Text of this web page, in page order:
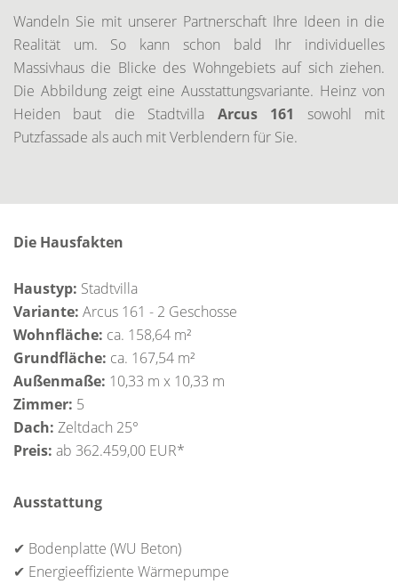
Wandeln Sie mit unserer Partnerschaft Ihre Ideen in die
Realität um. So kann schon bald Ihr individuelles
Massivhaus die Blicke des Wohngebiets auf sich ziehen.
Die Abbildung zeigt eine Ausstattungsvariante. Heinz von
Heiden baut die Stadtvilla Arcus 161 sowohl mit
Putzfassade als auch mit Verblendern für Sie.
Die Hausfakten
Haustyp: Stadtvilla
Variante: Arcus 161 - 2 Geschosse
Wohnfläche: ca. 158,64 m²
Grundfläche: ca. 167,54 m²
Außenmaße: 10,33 m x 10,33 m
Zimmer: 5
Dach: Zeltdach 25°
Preis: ab 362.459,00 EUR*
Ausstattung
✔ Bodenplatte (WU Beton)
✔ Energieeffiziente Wärmepumpe